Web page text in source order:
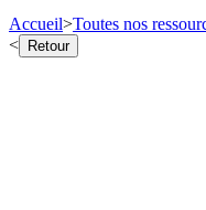
Accueil>Toutes nos
< Retour